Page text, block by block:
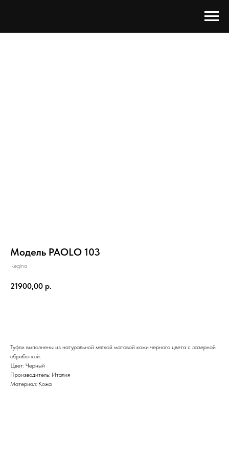
Модель PAOLO 103
Regina
21900,00 р.
Туфли выполнены из натуральной мягкой матовой кожи черного цвета с лазерной
обработкой.
Цвет: Черный
Производитель: Италия
Материал: Кожа